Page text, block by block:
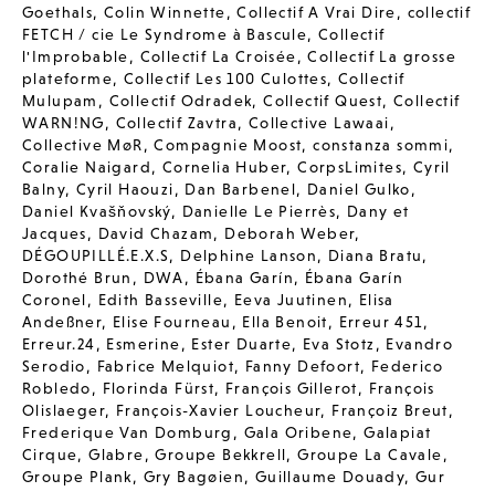
Goethals,Colin Winnette,Collectif A Vrai Dire, collectif
FETCH / cie Le Syndrome à Bascule,Collectif
l'Improbable, Collectif La Croisée,Collectif La grosse
plateforme, Collectif Les 100 Culottes,Collectif
Mulupam , Collectif Odradek,Collectif Quest,Collectif
WARN!NG, Collectif Zavtra, Collective Lawaai,
Collective MøR,Compagnie Moost,constanza sommi,
Coralie Naigard, Cornelia Huber,CorpsLimites, Cyril
Balny, Cyril Haouzi, Dan Barbenel, Daniel Gulko,
Daniel Kvašňovský, Danielle Le Pierrès, Dany et
Jacques, David Chazam, Deborah Weber,
DÉGOUPILLÉ.E.X.S, Delphine Lanson, Diana Bratu,
Dorothé Brun , DWA, Ébana Garín, Ébana Garín
Coronel, Edith Basseville, Eeva Juutinen, Elisa
Andeßner, Elise Fourneau , Ella Benoit, Erreur 451,
Erreur.24, Esmerine, Ester Duarte, Eva Stotz , Evandro
Serodio, Fabrice Melquiot, Fanny Defoort, Federico
Robledo, Florinda Fürst, François Gillerot, François
Olislaeger, François-Xavier Loucheur, Françoiz Breut,
Frederique Van Domburg , Gala Oribene,Galapiat
Cirque,Glabre,Groupe Bekkrell,Groupe La Cavale,
Groupe Plank, Gry Bagøien, Guillaume Douady,Gur